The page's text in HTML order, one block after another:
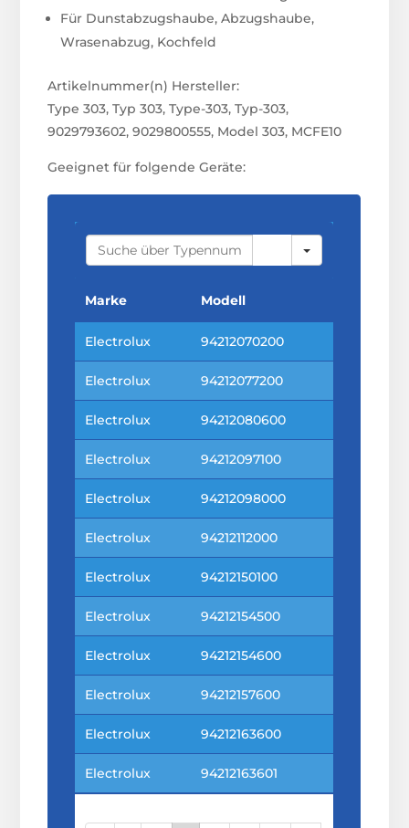
Für Dunstabzugshaube, Abzugshaube,
Wrasenabzug, Kochfeld
Artikelnummer(n) Hersteller:
Type 303, Typ 303, Type-303, Typ-303,
9029793602, 9029800555, Model 303, MCFE10
Geeignet für folgende Geräte:
S
A
C
H
Marke Modell
Electrolux 94212070200
Electrolux 94212077200
Electrolux 94212080600
Electrolux 94212097100
Electrolux 94212098000
Electrolux 94212112000
Electrolux 94212150100
Electrolux 94212154500
Electrolux 94212154600
Electrolux 94212157600
Electrolux 94212163600
Electrolux 94212163601